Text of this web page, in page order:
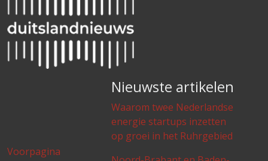
Voorpagina
Nieuwste artikelen
Waarom twee Nederlandse
energie startups inzetten
op groei in het Ruhrgebied